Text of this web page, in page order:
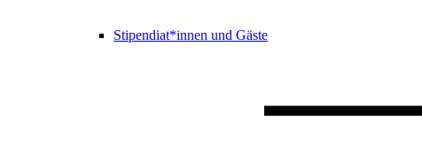
Stipendiat*innen und Gäste